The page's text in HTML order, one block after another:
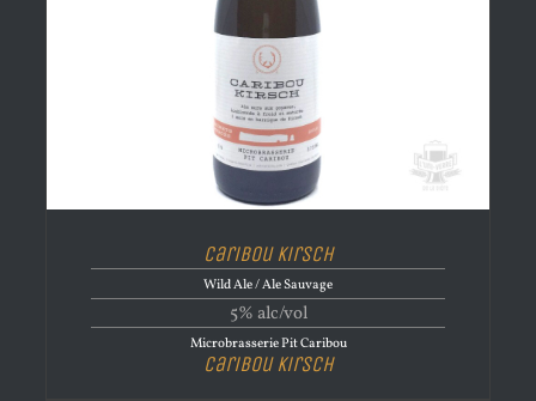
Caribou Kirsch
Wild Ale / Ale Sauvage
5% alc/vol
Microbrasserie Pit Caribou
Caribou Kirsch